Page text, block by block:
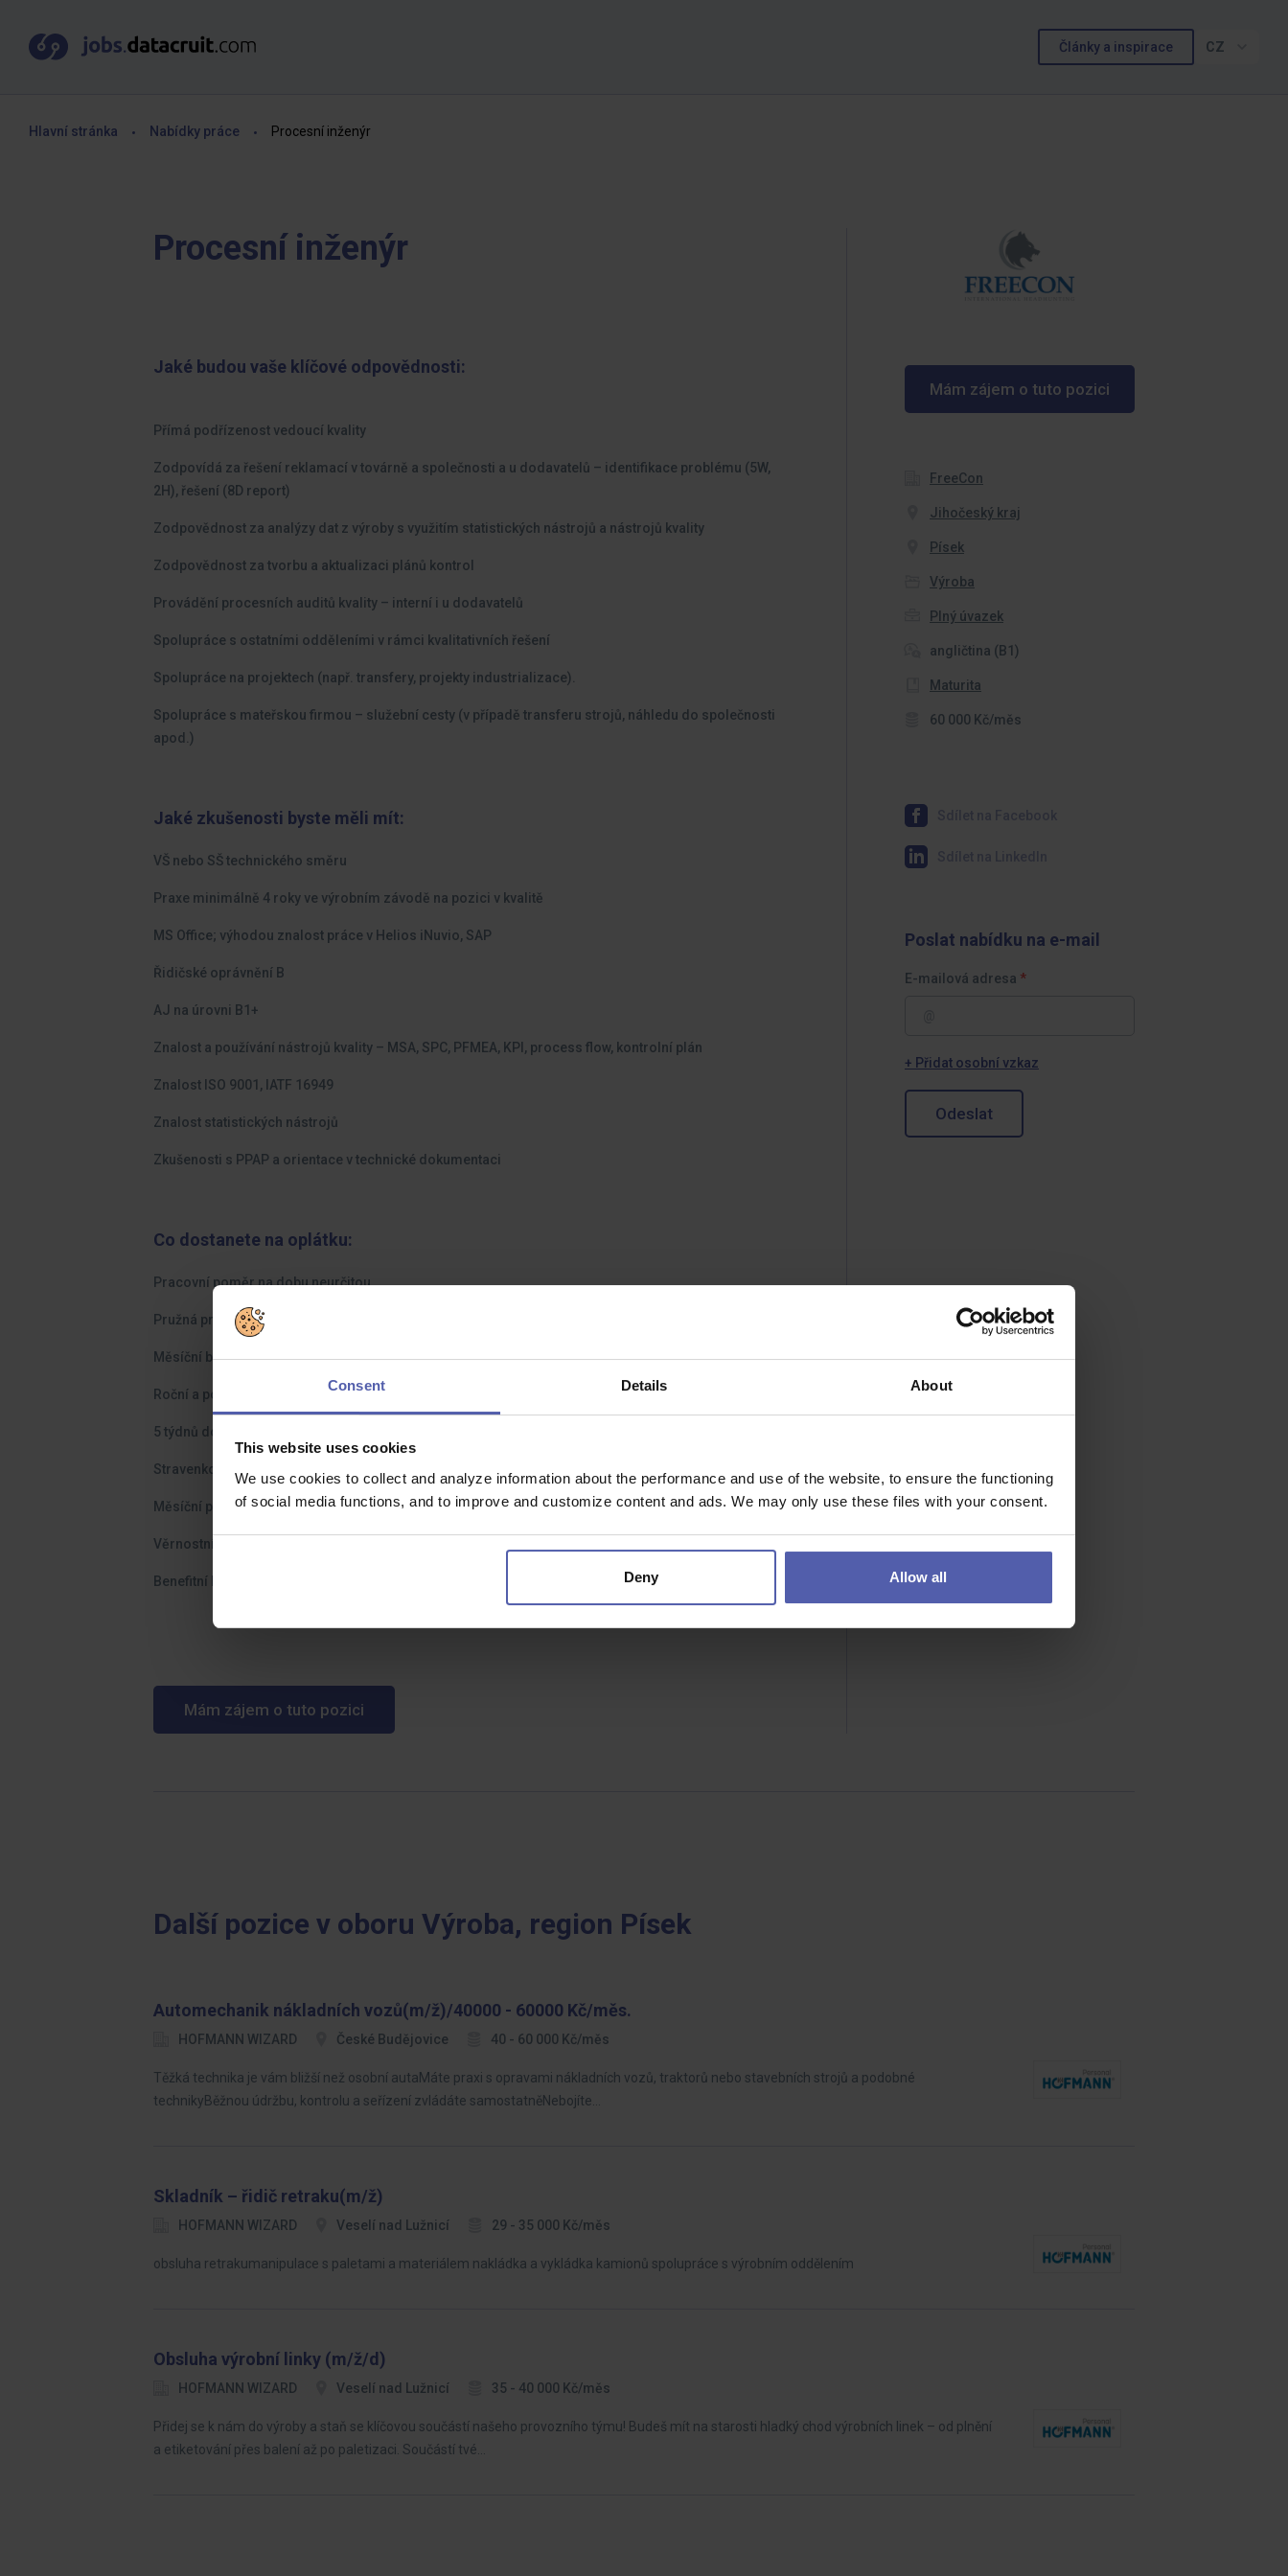
Consent Details About
This website uses cookies
We use cookies to collect and analyze information about the performance and use of the website, to ensure the functioning
of social media functions, and to improve and customize content and ads. We may only use these files with your consent.
Deny Allow all
Články a inspirace CZ
Hlavní stránka Nabídky práce Procesní inženýr
Procesní inženýr
Mám zájem o tuto pozici
FreeCon
Jihočeský kraj
Písek
Výroba
Plný úvazek
angličtina (B1)
Maturita
60 000 Kč/měs
Jaké budou vaše klíčové odpovědnosti:
Přímá podřízenost vedoucí kvality
Zodpovídá za řešení reklamací v továrně a společnosti a u dodavatelů – identifikace problému (5W,
2H), řešení (8D report)
Zodpovědnost za analýzy dat z výroby s využitím statistických nástrojů a nástrojů kvality
Zodpovědnost za tvorbu a aktualizaci plánů kontrol
Provádění procesních auditů kvality – interní i u dodavatelů
Spolupráce s ostatními odděleními v rámci kvalitativních řešení
Spolupráce na projektech (např. transfery, projekty industrializace).
Spolupráce s mateřskou firmou – služební cesty (v případě transferu strojů, náhledu do společnosti
apod.)
Jaké zkušenosti byste měli mít:
VŠ nebo SŠ technického směru
Praxe minimálně 4 roky ve výrobním závodě na pozici v kvalitě
MS Office; výhodou znalost práce v Helios iNuvio, SAP
Řidičské oprávnění B
AJ na úrovni B1+
Znalost a používání nástrojů kvality – MSA, SPC, PFMEA, KPI, process flow, kontrolní plán
Znalost ISO 9001, IATF 16949
Znalost statistických nástrojů
Zkušenosti s PPAP a orientace v technické dokumentaci
Co dostanete na oplátku:
Pracovní poměr na dobu neurčitou
Pružná pracovní doba – od 6h30 – 7h30 do min. 14h30. Tj. 7,5 hodin práce + 0,5h přestávka na oběd
Měsíční bonus až do výše 11 % hrubé mzdy
Roční a pololetní odměny až do výše 13. platu
5 týdnů dovolené
Stravenkový paušál v hodnotě 127 Kč/den (nezdanitelná položka)
Měsíční příspěvek 500 Kč k penzijnímu připojištění
Věrnostní příspěvek po každých odpracovaných 5 letech – 5 000 Kč
Benefitní karta: 15 000 Kč/rok poměrně podle odpracovaných dní
Mám zájem o tuto pozici
Poslat nabídku na e-mail
E-mailová adresa
+ Přidat osobní vzkaz
Odeslat
Další pozice v oboru Výroba, region Písek
Automechanik nákladních vozů(m/ž)/40000 - 60000 Kč/měs.
HOFMANN WIZARD České Budějovice 40 - 60 000 Kč/měs
Těžká technika je vám bližší než osobní autaMáte praxi s opravami nákladních vozů, traktorů nebo stavebních strojů a podobné
technikyBěžnou údržbu, kontrolu a seřízení zvládáte samostatněNebojíte…
Skladník – řidič retraku(m/ž)
HOFMANN WIZARD Veselí nad Lužnicí 29 - 35 000 Kč/měs
obsluha retrakumanipulace s paletami a materiálem nakládka a vykládka kamionů spolupráce s výrobním oddělením
Obsluha výrobní linky (m/ž/d)
HOFMANN WIZARD Veselí nad Lužnicí 35 - 40 000 Kč/měs
Přidej se k nám do výroby a staň se klíčovou součástí našeho provozního týmu! Budeš mít na starosti hladký chod výrobních linek – od plnění
a etiketování přes balení až po paletizaci. Součástí tvé…